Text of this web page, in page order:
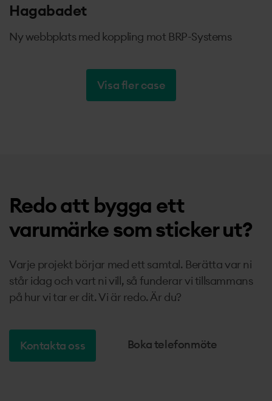
Hagabadet
Ny webbplats med koppling mot BRP-Systems
Visa fler case
Redo att bygga ett
varumärke som sticker ut?
Varje projekt börjar med ett samtal. Berätta var ni
står idag och vart ni vill, så funderar vi tillsammans
på hur vi tar er dit. Vi är redo. Är du?
Kontakta oss Boka telefonmöte